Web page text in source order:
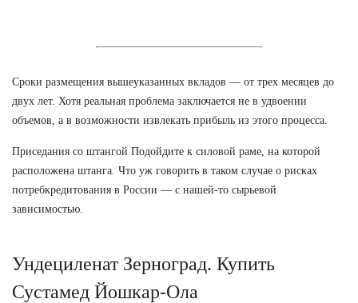
Сроки размещения вышеуказанных вкладов — от трех месяцев до
двух лет. Хотя реальная проблема заключается не в удвоении
объемов, а в возможности извлекать прибыль из этого процесса.
Приседания со штангой Подойдите к силовой раме, на которой
расположена штанга. Что уж говорить в таком случае о рисках
потребкредитования в России — с нашей-то сырьевой
зависимостью.
Ундециленат Зерноград. Купить
Сустамед Йошкар-Ола